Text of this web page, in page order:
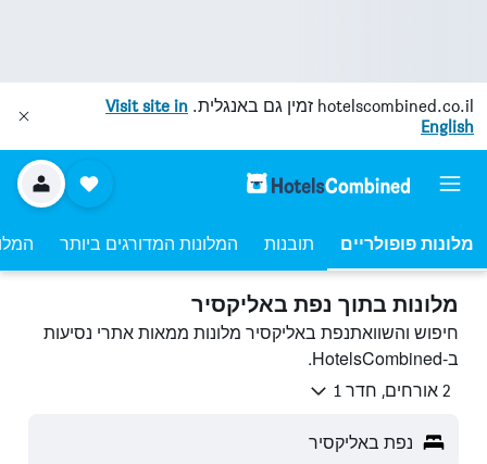
hotelscombined.co.il זמין גם באנגלית. Visit site in
English
מלונות פופולריים תובנות המלונות המדורגים ביותר
מלונות בתוך נפת באליקסיר
חיפוש והשוואתנפת באליקסיר מלונות ממאות אתרי נסיעות
ב-HotelsCombined.
2 אורחים, חדר 1
נפת באליקסיר